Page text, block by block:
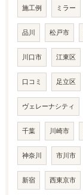
施工例 ミラー
品川 松戸市
川口市 江東区
口コミ 足立区
ヴェレーナシティ
千葉 川崎市
神奈川 市川市
新宿 西東京市